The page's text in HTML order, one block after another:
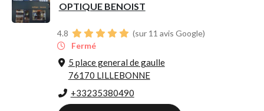
OPTIQUE BENOIST
4.8
(sur 11 avis Google)
Fermé
5 place general de gaulle
76170 LILLEBONNE
+33235380490